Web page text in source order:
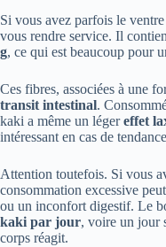
Si vous avez parfois le
vous rendre service. Il
g, ce qui est beaucoup pour
Ces fibres, associées à une
transit intestinal.
kaki a même un légereffet
intéressant en cas de
Attention toutefois. Si vous
consommation excessive
ou un inconfort digestif. Le
kaki par jour, voire un jour
corps réagit.